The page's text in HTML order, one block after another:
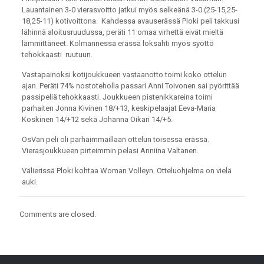
Lauantainen 3-0 vierasvoitto jatkui myös selkeänä 3-0 (25-15,25-
18,25-11) kotivoittona. Kahdessa avauserässä Ploki peli takkusi
lähinnä aloitusruudussa, peräti 11 omaa virhettä eivät mieltä
lämmittäneet. Kolmannessa erässä loksahti myös syöttö
tehokkaasti ruutuun.
Vastapainoksi kotijoukkueen vastaanotto toimi koko ottelun
ajan. Peräti 74% nostoteholla passari Anni Toivonen sai pyörittää
passipeliä tehokkaasti. Joukkueen pistenikkareina toimi
parhaiten Jonna Kivinen 18/+13, keskipelaajat Eeva-Maria
Koskinen 14/+12 sekä Johanna Oikari 14/+5.
OsVan peli oli parhaimmaillaan ottelun toisessa erässä.
Vierasjoukkueen pirteimmin pelasi Anniina Valtanen.
Välierissä Ploki kohtaa Woman Volleyn. Otteluohjelma on vielä
auki.
Comments are closed.